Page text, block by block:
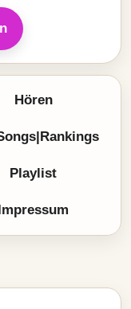
Hören
Playlist